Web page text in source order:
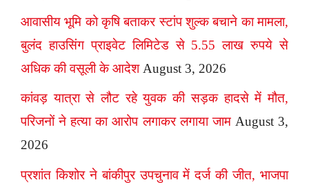
आवासीय भूमि को कृषि बताकर स्टांप शुल्क बचाने का मामला,
बुलंद हाउसिंग प्राइवेट लिमिटेड से 5.55 लाख रुपये से
अधिक की वसूली के आदेश August 3, 2026
कांवड़ यात्रा से लौट रहे युवक की सड़क हादसे में मौत,
परिजनों ने हत्या का आरोप लगाकर लगाया जाम August 3,
2026
प्रशांत किशोर ने बांकीपुर उपचुनाव में दर्ज की जीत, भाजपा